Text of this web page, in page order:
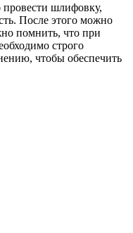
шлифовку,
После этого можно
помнить, что при
строго
чтобы обеспечить